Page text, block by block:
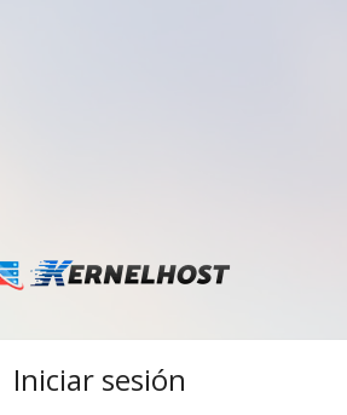
Iniciar sesión